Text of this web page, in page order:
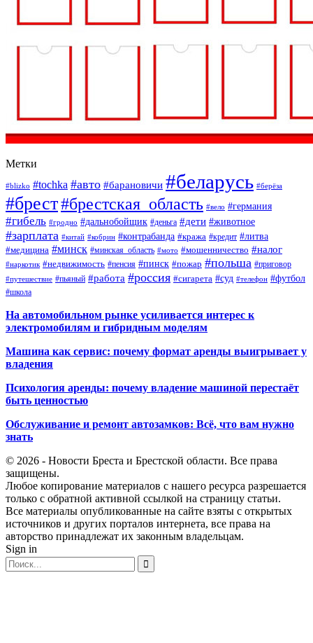
Метки
#blizko #tochka #авто #барановичи #беларусь #берёза
#брест#брестская_область #вело #германия
#гибель #гродно #дальнобойщик #деньга #дети #животное
#зарплата #китай #кобрин #контрабанда #кража #кредит #литва
#медицина #минск #минская_область #мото #мошенничество #налог
#наркотик #недвижимость #пенсия #пинск #пожар #польша #приговор
#путешествие #пьяный #работа #россия #сигарета #суд #телефон #футбол
#школа
На автомобильном рынке усиливается интерес к
электромобилям и гибридным моделям
Машина как сервис: почему формат аренды выигрывает у
владения
Психология аренды: почему владение машиной перестаёт
быть ценностью
Обслуживание и ремонт автозамков: Всё, что вам нужно
знать
© 2026 - Новости Бреста и Брестской области. Все права
защищены.
Любое копирование материалов с нашего ресурса разрешается
только с обратной активной ссылкой на страницу статьи.
Все материалы опубликованные на сайте взяты с открытых
источников и других порталов интернета, все права на
авторство принадлежат их законным владельцам.
Sign in